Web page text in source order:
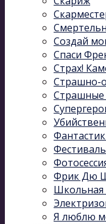
Создай
Спаси
Страх!
Страшно-
Страшные
Фрик Дю
Школьная
Я люблю